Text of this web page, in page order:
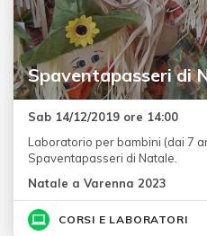
Spaventapasseri di
Sab 14/12/2019 ore 14:00
Laboratorio per bambini (dai 7
Spaventapasseri di Natale.
Natale a Varenna 2023
CORSI E LABORATORI